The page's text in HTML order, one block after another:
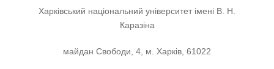
Харківський національний університет імені В. Н.
Каразіна
майдан Свободи, 4, м. Харків, 61022